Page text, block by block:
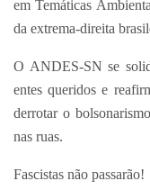
em Temáticas
da extrema-direita
O ANDES-SN se
entes queridos e
derrotar o
nas ruas.
Fascistas não passarão!